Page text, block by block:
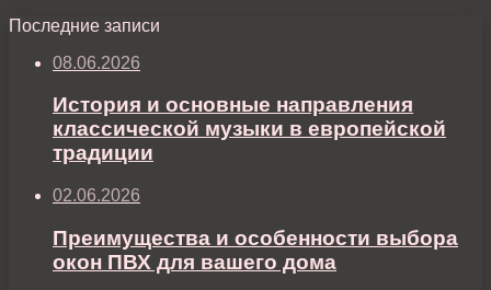
Последние записи
08.06.2026
История и основные направления
классической музыки в европейской
традиции
02.06.2026
Преимущества и особенности выбора
окон ПВХ для вашего дома